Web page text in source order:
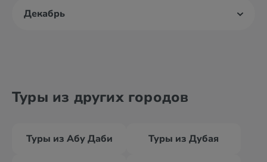
Декабрь
Туры из других городов
Туры из Абу Даби Туры из Дубая